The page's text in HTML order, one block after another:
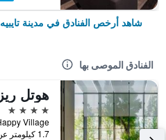
شاهد أرخص الفنادق في مدينة تايبيه
الفنادق الموصى بها
4 نجوم
1.7 كيلومتر عن وسط المدينة